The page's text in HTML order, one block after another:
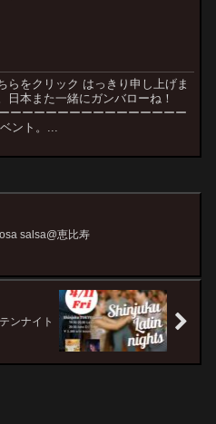
らをクリック はっきり申し上げま
日本また一緒にガンバローね！
ーーーーーーーーーーーーーーー
ント。...
salsa@恵比寿
ンナイト